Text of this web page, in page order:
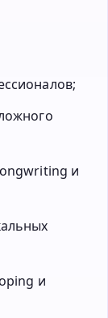
и
и